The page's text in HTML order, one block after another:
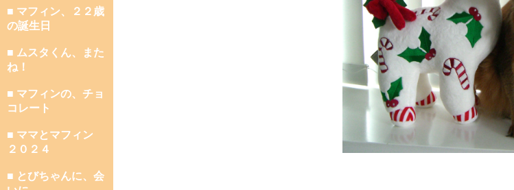
■ マフィン、２２歳
の誕生日
■ ムスタくん、また
ね！
■ マフィンの、チョ
コレート
■ ママとマフィン
２０２４
■ とびちゃんに、会